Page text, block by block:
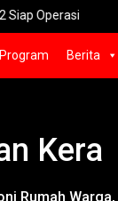
UNGU
Program Berita
Kera
Rumah